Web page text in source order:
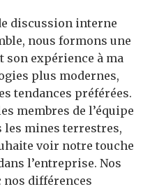
discussion interne
nous formons une
expérience à ma
plus modernes,
tendances préférées.
membres de l’équipe
les mines terrestres,
voir notre touche
l’entreprise. Nos
différences